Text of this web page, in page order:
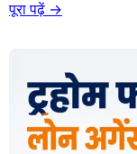
पूरा पढ़ें →